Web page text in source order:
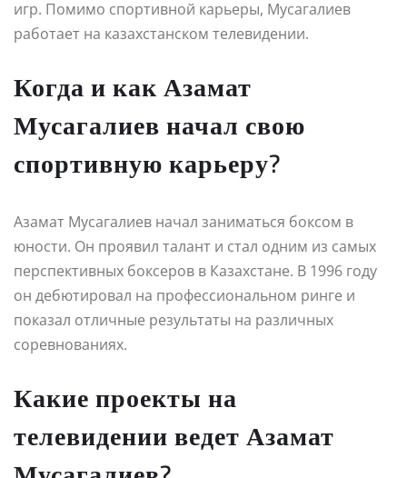
игр. Помимо спортивной карьеры, Мусагалиев
работает на казахстанском телевидении.
Когда и как Азамат
Мусагалиев начал свою
спортивную карьеру?
Азамат Мусагалиев начал заниматься боксом в
юности. Он проявил талант и стал одним из самых
перспективных боксеров в Казахстане. В 1996 году
он дебютировал на профессиональном ринге и
показал отличные результаты на различных
соревнованиях.
Какие проекты на
телевидении ведет Азамат